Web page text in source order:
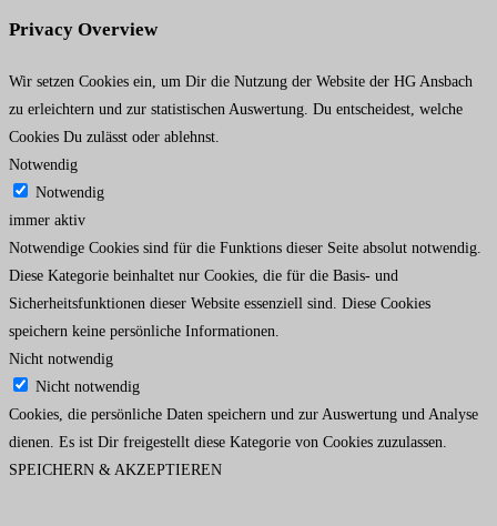
Privacy Overview
Wir setzen Cookies ein, um Dir die Nutzung der Website der HG Ansbach
zu erleichtern und zur statistischen Auswertung. Du entscheidest, welche
Cookies Du zulässt oder ablehnst.
Notwendig
Notwendig
immer aktiv
Notwendige Cookies sind für die Funktions dieser Seite absolut notwendig.
Diese Kategorie beinhaltet nur Cookies, die für die Basis- und
Sicherheitsfunktionen dieser Website essenziell sind. Diese Cookies
speichern keine persönliche Informationen.
Nicht notwendig
Nicht notwendig
Cookies, die persönliche Daten speichern und zur Auswertung und Analyse
dienen. Es ist Dir freigestellt diese Kategorie von Cookies zuzulassen.
SPEICHERN & AKZEPTIEREN